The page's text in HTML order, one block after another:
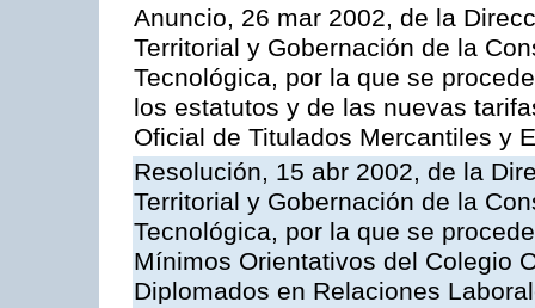
Anuncio, 26 mar 2002, de la
Territorial y Gobernación de la
Tecnológica, por la que se
los estatutos y de las nuevas
Oficial de Titulados Mercantiles y
Resolución, 15 abr 2002, de la
Territorial y Gobernación de la
Tecnológica, por la que se
Mínimos Orientativos del Colegio
Diplomados en Relaciones